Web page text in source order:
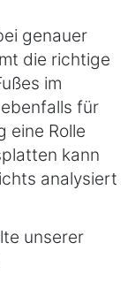
genauer
die richtige
im
für
eine Rolle
kann
analysiert
unserer